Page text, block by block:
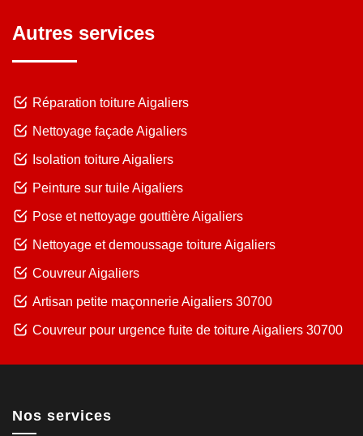
Autres services
Réparation toiture Aigaliers
Nettoyage façade Aigaliers
Isolation toiture Aigaliers
Peinture sur tuile Aigaliers
Pose et nettoyage gouttière Aigaliers
Nettoyage et demoussage toiture Aigaliers
Couvreur Aigaliers
Artisan petite maçonnerie Aigaliers 30700
Couvreur pour urgence fuite de toiture Aigaliers 30700
Nos services